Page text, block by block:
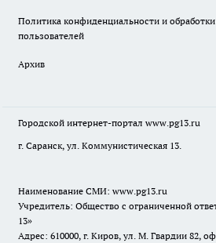
Политика конфиденциальности и
пользователей
Архив
Городской интернет-портал www.pg13.ru
г. Саранск, ул. Коммунистическая 13.
Наименование СМИ: www.pg13.ru
Учредитель: Общество с ограниченной
13»
Адрес: 610000, г. Киров, ул. М. Гвардии 82,